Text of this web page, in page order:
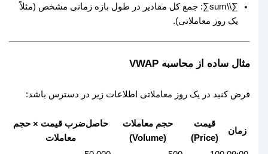
∑\\sum
∑: جمع کل مقادیر در طول بازه زمانی مشخص (مثلاً
یک روز معاملاتی).
مثال ساده از محاسبه VWAP
فرض کنید در یک روز معاملاتی اطلاعات زیر در دسترس باشد:
زمان
قیمت
حجم معاملات
حاصل‌ضرب قیمت × حجم
معاملات